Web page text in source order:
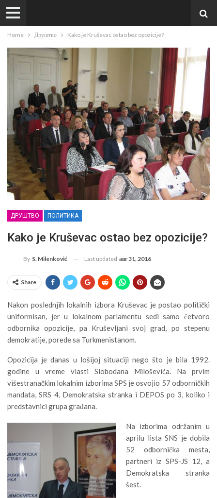
Home Друштво Kako je Kruševac ostao bez opozicije?
ДРУШТВО ПОЛИТИКА
Kako je Kruševac ostao bez opozicije?
By S. Milenković Last updated авг 31, 2016
Share
Nakon poslednjih lokalnih izbora Kruševac je postao politički
uniformisan, jer u lokalnom parlamentu sedi samo četvoro
odbornika opozicije, pa Kruševljani svoj grad, po stepenu
demokratije, porede sa Turkmenistanom.
Opozicija je danas u lošijoj situaciji nego što je bila 1992.
godine u vreme vlasti Slobodana Miloševića. Na prvim
višestranačkim lokalnim izborima SPS je osvojio 57 odborničkih
mandata, SRS 4, Demokratska stranka i DEPOS po 3, koliko i
predstavnici grupa građana.
Na izborima održanim u
aprilu lista SNS je dobila
52 odbornička mesta,
partneri iz SPS-JS 12, a
Demokratska stranka
šest.